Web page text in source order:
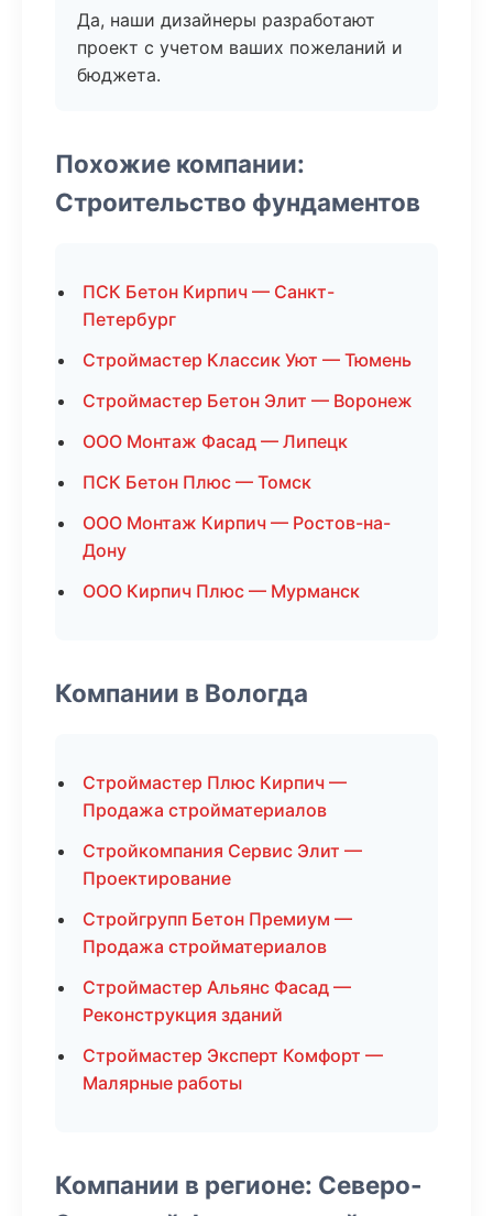
Да, наши дизайнеры разработают
проект с учетом ваших пожеланий и
бюджета.
Похожие компании:
Строительство фундаментов
ПСК Бетон Кирпич — Санкт-
Петербург
Строймастер Классик Уют — Тюмень
Строймастер Бетон Элит — Воронеж
ООО Монтаж Фасад — Липецк
ПСК Бетон Плюс — Томск
ООО Монтаж Кирпич — Ростов-на-
Дону
ООО Кирпич Плюс — Мурманск
Компании в Вологда
Строймастер Плюс Кирпич —
Продажа стройматериалов
Стройкомпания Сервис Элит —
Проектирование
Стройгрупп Бетон Премиум —
Продажа стройматериалов
Строймастер Альянс Фасад —
Реконструкция зданий
Строймастер Эксперт Комфорт —
Малярные работы
Компании в регионе: Северо-